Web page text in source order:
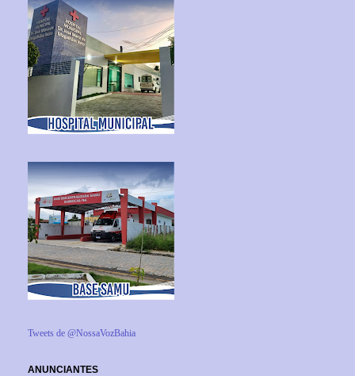
Tweets de @NossaVozBahia
ANUNCIANTES